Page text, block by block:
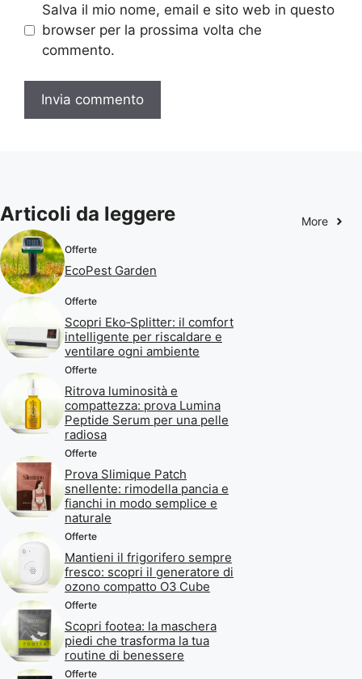
Salva il mio nome, email e sito web in questo
browser per la prossima volta che
commento.
Articoli da leggere More
Offerte
EcoPest Garden
Offerte
Scopri Eko‑Splitter: il comfort
intelligente per riscaldare e
ventilare ogni ambiente
Offerte
Ritrova luminosità e
compattezza: prova Lumina
Peptide Serum per una pelle
radiosa
Offerte
Prova Slimique Patch
snellente: rimodella pancia e
fianchi in modo semplice e
naturale
Offerte
Mantieni il frigorifero sempre
fresco: scopri il generatore di
ozono compatto O3 Cube
Offerte
Scopri footea: la maschera
piedi che trasforma la tua
routine di benessere
Offerte